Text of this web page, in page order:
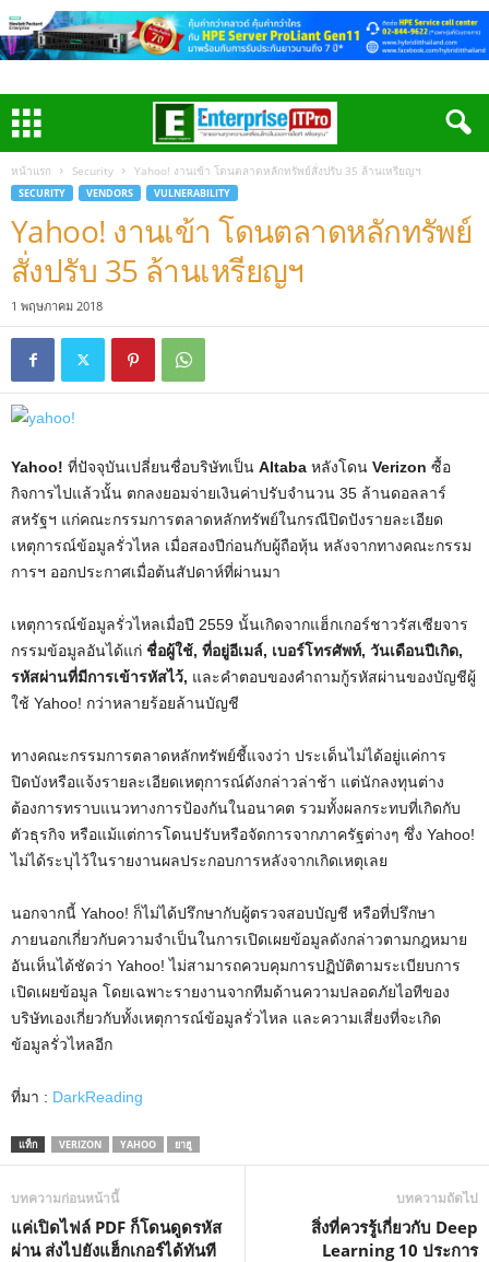
หน้าแรก Security Yahoo! งานเข้า โดนตลาดหลักทรัพย์สั่งปรับ 35 ล้านเหรียญฯ
SECURITY VENDORS VULNERABILITY
Yahoo! งานเข้า โดนตลาดหลักทรัพย์
สั่งปรับ 35 ล้านเหรียญฯ
1 พฤษภาคม 2018
Yahoo! ที่ปัจจุบันเปลี่ยนชื่อบริษัทเป็น Altaba หลังโดน Verizon ซื้อ
กิจการไปแล้วนั้น ตกลงยอมจ่ายเงินค่าปรับจำนวน 35 ล้านดอลลาร์
สหรัฐฯ แก่คณะกรรมการตลาดหลักทรัพย์ในกรณีปิดปังรายละเอียด
เหตุการณ์ข้อมูลรั่วไหล เมื่อสองปีก่อนกับผู้ถือหุ้น หลังจากทางคณะกรรม
การฯ ออกประกาศเมื่อต้นสัปดาห์ที่ผ่านมา
เหตุการณ์ข้อมูลรั่วไหลเมื่อปี 2559 นั้นเกิดจากแฮ็กเกอร์ชาวรัสเซียจาร
กรรมข้อมูลอันได้แก่ ชื่อผู้ใช้, ที่อยู่อีเมล์, เบอร์โทรศัพท์, วันเดือนปีเกิด,
รหัสผ่านที่มีการเข้ารหัสไว้, และคำตอบของคำถามกู้รหัสผ่านของบัญชีผู้
ใช้ Yahoo! กว่าหลายร้อยล้านบัญชี
ทางคณะกรรมการตลาดหลักทรัพย์ชี้แจงว่า ประเด็นไม่ได้อยู่แค่การ
ปิดบังหรือแจ้งรายละเอียดเหตุการณ์ดังกล่าวล่าช้า แต่นักลงทุนต่าง
ต้องการทราบแนวทางการป้องกันในอนาคต รวมทั้งผลกระทบที่เกิดกับ
ตัวธุรกิจ หรือแม้แต่การโดนปรับหรือจัดการจากภาครัฐต่างๆ ซึ่ง Yahoo!
ไม่ได้ระบุไว้ในรายงานผลประกอบการหลังจากเกิดเหตุเลย
นอกจากนี้ Yahoo! ก็ไม่ได้ปรึกษากับผู้ตรวจสอบบัญชี หรือที่ปรึกษา
ภายนอกเกี่ยวกับความจำเป็นในการเปิดเผยข้อมูลดังกล่าวตามกฎหมาย
อันเห็นได้ชัดว่า Yahoo! ไม่สามารถควบคุมการปฏิบัติตามระเบียบการ
เปิดเผยข้อมูล โดยเฉพาะรายงานจากทีมด้านความปลอดภัยไอทีของ
บริษัทเองเกี่ยวกับทั้งเหตุการณ์ข้อมูลรั่วไหล และความเสี่ยงที่จะเกิด
ข้อมูลรั่วไหลอีก
ที่มา : DarkReading
แท็ก VERIZON YAHOO ยาฮู
บทความก่อนหน้านี้
แค่เปิดไฟล์ PDF ก็โดนดูดรหัส
ผ่าน ส่งไปยังแฮ็กเกอร์ได้ทันที
บทความถัดไป
สิ่งที่ควรรู้เกี่ยวกับ Deep
Learning 10 ประการ